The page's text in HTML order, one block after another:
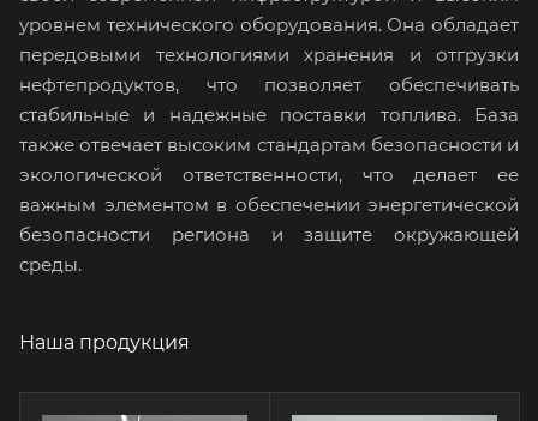
уровнем технического оборудования. Она обладает
передовыми технологиями хранения и отгрузки
нефтепродуктов, что позволяет обеспечивать
стабильные и надежные поставки топлива. База
также отвечает высоким стандартам безопасности и
экологической ответственности, что делает ее
важным элементом в обеспечении энергетической
безопасности региона и защите окружающей
среды.
Наша продукция